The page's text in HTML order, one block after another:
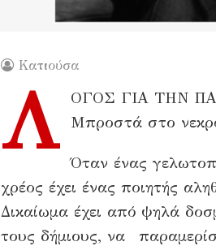
Κατιούσα
Λ
ΟΓΟΣ ΓΙΑ ΤΗΝ
Μπροστά στο
Όταν ένας
χρέος έχει ένας ποιητής
Δικαίωμα έχει από ψηλά
τους δήμιους, να